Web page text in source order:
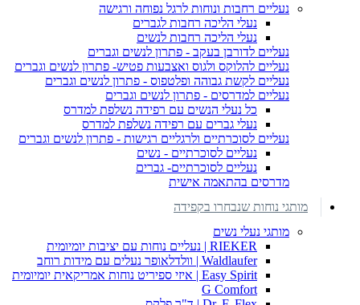
נעליים רחבות ונוחות לרגל נפוחה ורגישה
נעלי הליכה רחבות לגברים
נעלי הליכה רחבות לנשים
נעליים לדורבן בעקב - פתרון לנשים וגברים
נעליים להלוקס ולגוס ואצבעות פטיש- פתרון לנשים וגברים
נעליים לקשת גבוהה ופלטפוס - פתרון לנשים וגברים
נעליים למדרסים - פתרון לנשים וגברים
כל נעלי הנשים עם רפידה נשלפת למדרס
נעלי גברים עם רפידה נשלפת למדרס
נעליים לסוכרתיים ולרגליים רגישות - פתרון לנשים וגברים
נעליים לסוכרתיים - נשים
נעליים לסוכרתיים- גברים
מדרסים בהתאמה אישית
מותגי נוחות שנבחרו בקפידה
מותגי נעלי נשים
RIEKER | נעליים נוחות עם יציבות יומיומית
Waldlaufer | וולדלאופר נעלים עם מידות רוחב
Easy Spirit | איזי ספיריט נוחות אמריקאית יומיומית
G Comfort